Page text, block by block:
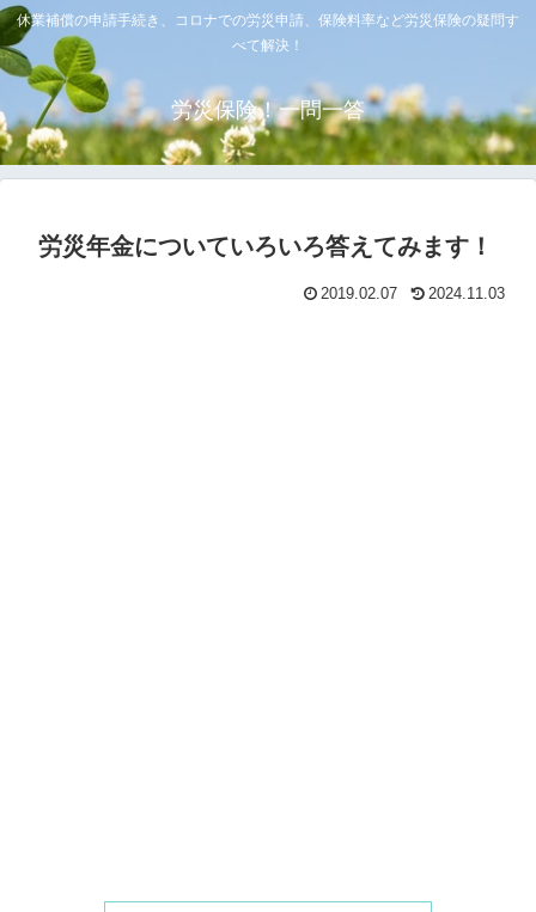
休業補償の申請手続き、コロナでの労災申請、保険料率など労災保険の疑問す
べて解決！
労災保険！一問一答
労災年金についていろいろ答えてみます！
2019.02.07 2024.11.03